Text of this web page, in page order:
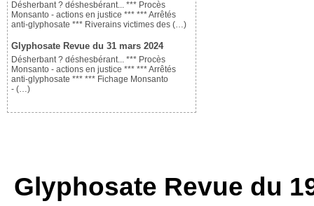
Désherbant ? déshesbérant... *** Procès
Monsanto - actions en justice *** *** Arrêtés
anti-glyphosate *** Riverains victimes des (…)
Glyphosate Revue du 31 mars 2024
Désherbant ? déshesbérant... *** Procès
Monsanto - actions en justice *** *** Arrêtés
anti-glyphosate *** *** Fichage Monsanto
- (…)
Glyphosate Revue du